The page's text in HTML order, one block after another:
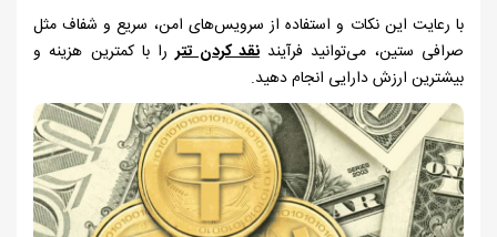
با رعایت این نکات و استفاده از سرویس‌های امن، سریع و شفاف مثل
صرافی ستین، می‌توانید فرآیندنقد کردن تتررا با کمترین هزینه و
بیشترین ارزش دارایی انجام دهید.